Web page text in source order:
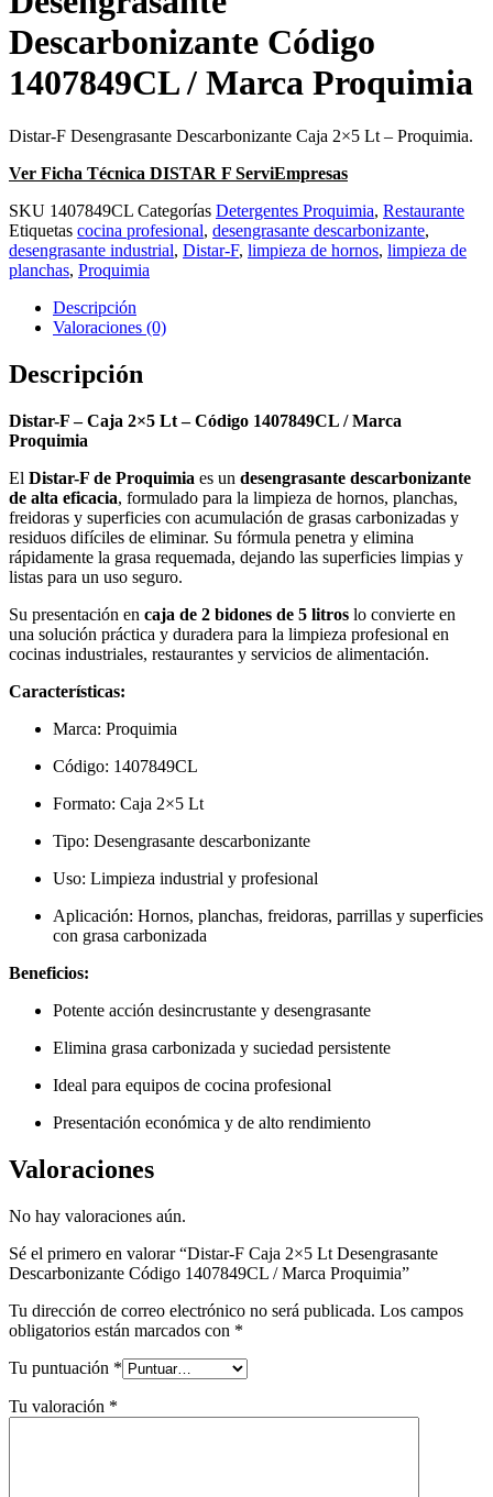
Descarbonizante Código
1407849CL / Marca Proquimia
Distar-F Desengrasante Descarbonizante Caja 2×5 Lt – Proquimia.
Ver Ficha Técnica DISTAR F ServiEmpresas
SKU 1407849CL Categorías Detergentes Proquimia, Restaurante
Etiquetas cocina profesional, desengrasante descarbonizante,
desengrasante industrial, Distar-F, limpieza de hornos, limpieza de
planchas, Proquimia
Descripción
Valoraciones (0)
Descripción
Distar-F – Caja 2×5 Lt – Código 1407849CL / Marca
Proquimia
El Distar-F de Proquimia es un desengrasante descarbonizante
de alta eficacia, formulado para la limpieza de hornos, planchas,
freidoras y superficies con acumulación de grasas carbonizadas y
residuos difíciles de eliminar. Su fórmula penetra y elimina
rápidamente la grasa requemada, dejando las superficies limpias y
listas para un uso seguro.
Su presentación en caja de 2 bidones de 5 litros lo convierte en
una solución práctica y duradera para la limpieza profesional en
cocinas industriales, restaurantes y servicios de alimentación.
Características:
Marca: Proquimia
Código: 1407849CL
Formato: Caja 2×5 Lt
Tipo: Desengrasante descarbonizante
Uso: Limpieza industrial y profesional
Aplicación: Hornos, planchas, freidoras, parrillas y superficies
con grasa carbonizada
Beneficios:
Potente acción desincrustante y desengrasante
Elimina grasa carbonizada y suciedad persistente
Ideal para equipos de cocina profesional
Presentación económica y de alto rendimiento
Valoraciones
No hay valoraciones aún.
Sé el primero en valorar “Distar-F Caja 2×5 Lt Desengrasante
Descarbonizante Código 1407849CL / Marca Proquimia”
Tu dirección de correo electrónico no será publicada. Los campos
obligatorios están marcados con *
Tu puntuación *
Tu valoración *